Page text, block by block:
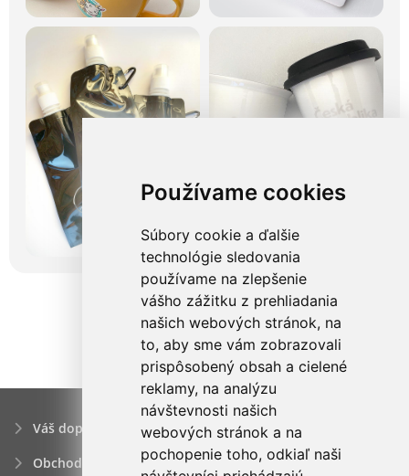
Používame cookies
Súbory cookie a ďalšie
technológie sledovania
používame na zlepšenie
vášho zážitku z prehliadania
našich webových stránok, na
to, aby sme vám zobrazovali
prispôsobený obsah a cielené
reklamy, na analýzu
návštevnosti našich
webových stránok a na
pochopenie toho, odkiaľ naši
Váš dopyt
Obchodné podmienky